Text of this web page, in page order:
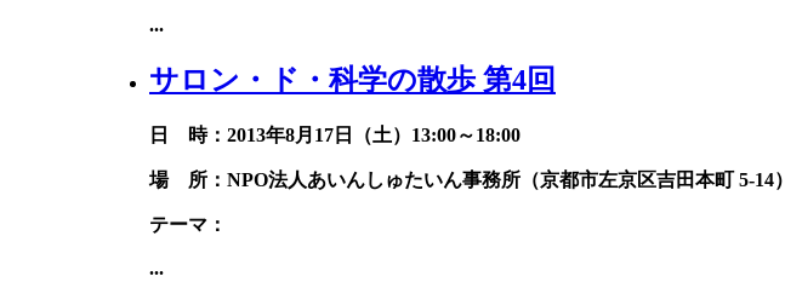
...
サロン・ド・科学の散歩 第4回
日 時：2013年8月17日（土）13:00～18:00
場 所：NPO法人あいんしゅたいん事務所（京都市左京区吉田本町 5-14）
テーマ：
...